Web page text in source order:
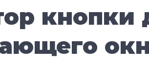
кнопки